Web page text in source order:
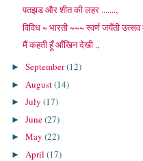
पतझड और शीत की लहर .......,
विविध ~ भारती ~~~ स्वर्ण जयँती उत्सव
मैं कहती हूँ आँखिन देखी .,
►September(12)
► August(14)
►July(17)
►June(27)
►May(22)
► April(17)